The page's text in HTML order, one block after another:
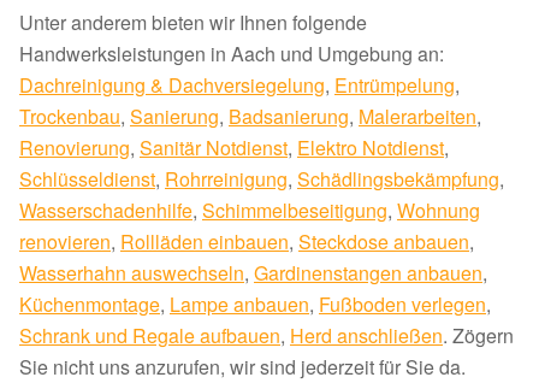
Unter anderem bieten wir Ihnen folgende
Handwerksleistungen in Aach und Umgebung an:
Dachreinigung & Dachversiegelung, Entrümpelung,
Trockenbau, Sanierung, Badsanierung, Malerarbeiten,
Renovierung, Sanitär Notdienst, Elektro Notdienst,
Schlüsseldienst, Rohrreinigung, Schädlingsbekämpfung,
Wasserschadenhilfe, Schimmelbeseitigung, Wohnung
renovieren, Rollläden einbauen, Steckdose anbauen,
Wasserhahn auswechseln, Gardinenstangen anbauen,
Küchenmontage, Lampe anbauen, Fußboden verlegen,
Schrank und Regale aufbauen, Herd anschließen. Zögern
Sie nicht uns anzurufen, wir sind jederzeit für Sie da.